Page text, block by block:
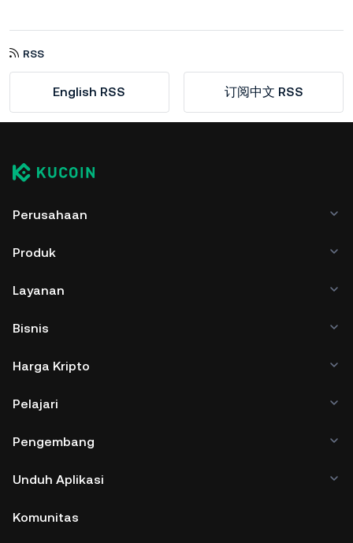
RSS
English RSS 订阅中文 RSS
Perusahaan
Produk
Layanan
Bisnis
Harga Kripto
Pelajari
Pengembang
Unduh Aplikasi
Komunitas